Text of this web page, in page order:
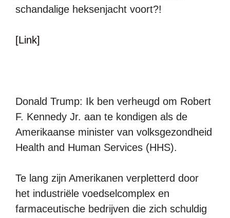
schandalige heksenjacht voort?!
[Link]
Donald Trump: Ik ben verheugd om Robert
F. Kennedy Jr. aan te kondigen als de
Amerikaanse minister van volksgezondheid
Health and Human Services (HHS).
Te lang zijn Amerikanen verpletterd door
het industriële voedselcomplex en
farmaceutische bedrijven die zich schuldig